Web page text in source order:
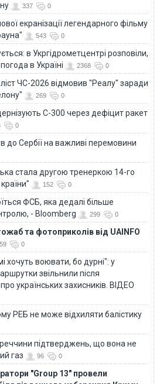
337 0
екранізації легендарного фільму
543 0
в Укргідрометцентрі розповіли,
в Україні
2368 0
ЧС-2026 відмовив "Реалу" заради
269 0
С-300 через дефіцит ракет
0
до Сербії на важливі перемовини
стала другою тренеркою 14-го
152 0
ФСБ, яка дедалі більше
- Bloomberg
299 0
та фотоприколів від UAINFO
0
хочуть воювати, бо дурні": у
звільнили після
українських захисників. ВІДЕО
РЕБ не може відхиляти балістику
підтверджень, що вона не
газ
96 0
"Group 13" провели